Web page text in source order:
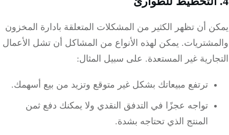
أن تظهر الكثير من المشكلات المتعلقة بادارة المخزون
يمكن لهذه الأنواع من المشاكل أن تشل الأعمال
غير المستعدة.على سبيل المثال:
ترتفع مبيعاتك بشكل غير متوقع وتزيد من بيع أسهمك.
تواجه عجزًا في التدفق النقدي ولا يمكنك دفع ثمن
المنتج الذي تحتاجه بشدة.